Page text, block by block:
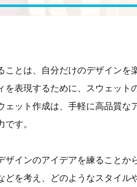
ことは、自分だけのデザインを
を表現するために、スウェット
ェット作成は、手軽に高品質な
す。
ザインのアイデアを練ることか
どを考え、どのようなスタイル